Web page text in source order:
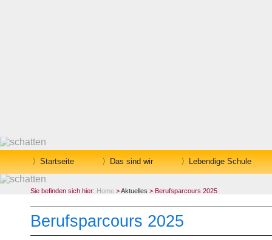
Startseite Das sind wir Lebendige Schule
Sie befinden sich hier: Home >Aktuelles > Berufsparcours 2025
Berufsparcours 2025